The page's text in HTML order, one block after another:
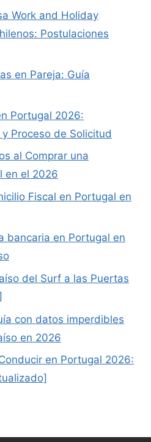
Work and Holiday
Postulaciones
en Pareja: Guía
Portugal 2026:
Proceso de Solicitud
al Comprar una
en el 2026
Fiscal en Portugal en
bancaria en Portugal en
del Surf a las Puertas
con datos imperdibles
en 2026
en Portugal 2026: